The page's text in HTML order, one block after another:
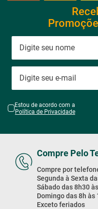
Estou de acordo com a
Política de Privacidade
Compre Pelo
Compre por
Segunda à Sexta
Sábado das 8h30
Domingo das 8h às
Exceto feriados